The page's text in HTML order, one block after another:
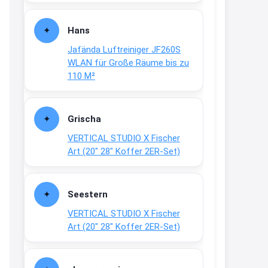
Hans
Jafända Luftreiniger JF260S
WLAN für Große Räume bis zu
110 M²
Grischa
VERTICAL STUDIO X Fischer
Art (20″ 28″ Koffer 2ER-Set)
Seestern
VERTICAL STUDIO X Fischer
Art (20″ 28″ Koffer 2ER-Set)
Fielmann-Blinkis mehr / wurde
www.fielmann-
group.com/blinkis...
13:44
dich zu sehen, alles gut?
15:01
An 01.08. / Sensodyne Rabatt 3€
/ max. 15.000www.erlebe-